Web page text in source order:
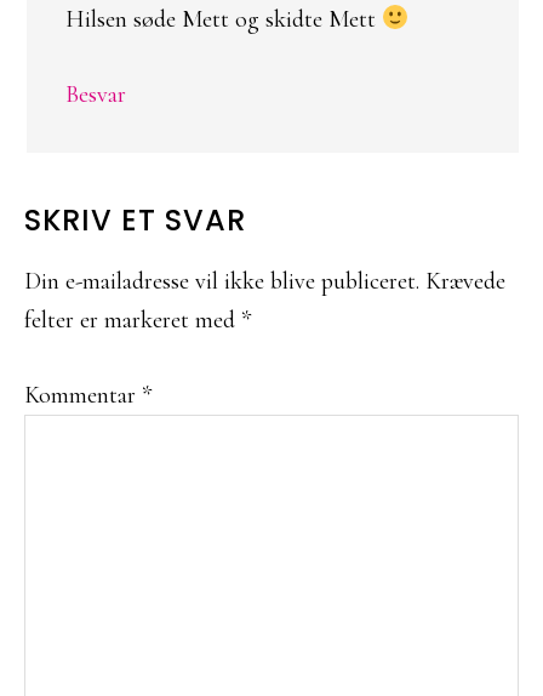
Hilsen søde Mett og skidte Mett
Besvar
SKRIV ET SVAR
Din e-mailadresse vil ikke blive publiceret. Krævede
felter er markeret med *
Kommentar *